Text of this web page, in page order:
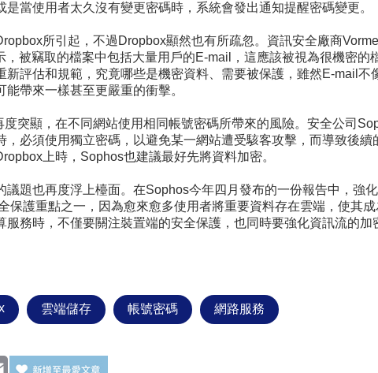
當使用者太久沒有變更密碼時，系統會發出通知提醒密碼變更。
所引起，不過 Dropbox顯然也有所疏忽。資訊安全廠商
，被竊取的檔案中包括大量用戶的E-mail
，這應該被視為很機密的
新評估和規範，究竟哪些是機密資料、需要被保護，雖然E-mail 不
帶來一樣甚至更嚴重的衝擊。
度突顯，在不同網站使用相同帳號密碼所帶來的風險。安全公司
必須使用獨立密碼，以避免某一網站遭受駭客攻擊，而導致後續
上時， Sophos也建議最好先將資料加密。
議題也再度浮上檯面。在Sophos今年四月發布的一份報告中，強
保護重點之一，因為愈來愈多使用者將重要資料存在雲端，使其
服務時，不僅要關注裝置端的安全保護，也同時要強化資訊流的加
雲端儲存 帳號密碼 網路服務
Email